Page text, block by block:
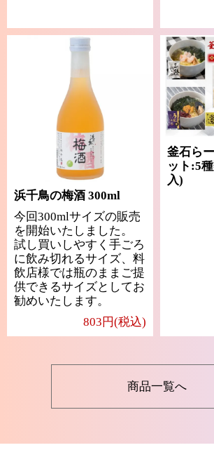
浜千鳥の梅酒 300ml
今回300mlサイズの販売
を開始いたしました。
試し買いしやすく手ごろ
に飲み切れるサイズ、料
飲店様では瓶のままご提
供できるサイズとしてお
勧めいたします。
803円(税込)
釜石ら
ット:5
入)
商品一覧へ